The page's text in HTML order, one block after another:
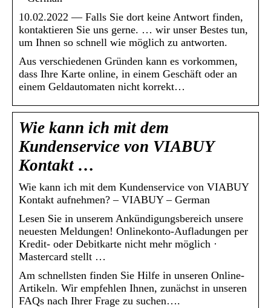
10.02.2022 — Falls Sie dort keine Antwort finden,
kontaktieren Sie uns gerne. … wir unser Bestes tun,
um Ihnen so schnell wie möglich zu antworten.
Aus verschiedenen Gründen kann es vorkommen,
dass Ihre Karte online, in einem Geschäft oder an
einem Geldautomaten nicht korrekt…
Wie kann ich mit dem
Kundenservice von VIABUY
Kontakt …
Wie kann ich mit dem Kundenservice von VIABUY
Kontakt aufnehmen? – VIABUY – German
Lesen Sie in unserem Ankündigungsbereich unsere
neuesten Meldungen! Onlinekonto-Aufladungen per
Kredit- oder Debitkarte nicht mehr möglich ·
Mastercard stellt …
Am schnellsten finden Sie Hilfe in unseren Online-
Artikeln. Wir empfehlen Ihnen, zunächst in unseren
FAQs nach Ihrer Frage zu suchen….